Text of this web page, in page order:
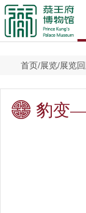
首页/展览/展览
豹变